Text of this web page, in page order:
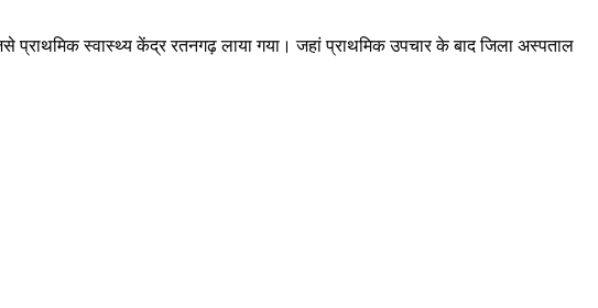
प्राथमिक स्वास्थ्य केंद्र रतनगढ़ लाया गया। जहां प्राथमिक उपचार के बाद जिला अस्पताल